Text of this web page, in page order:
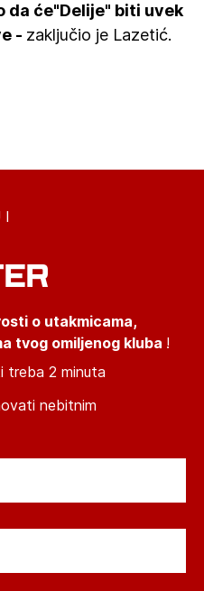
da će"Delije" biti uvek
- zaključio je Lazetić.
I
o utakmicama,
tvog omiljenog kluba !
treba 2 minuta
nebitnim